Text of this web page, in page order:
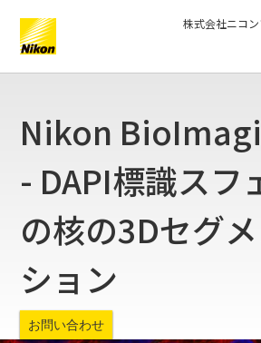
株式会社ニコ
Nikon
- DAPI標識スフ
の核の3Dセグ
ション
お問い合わせ